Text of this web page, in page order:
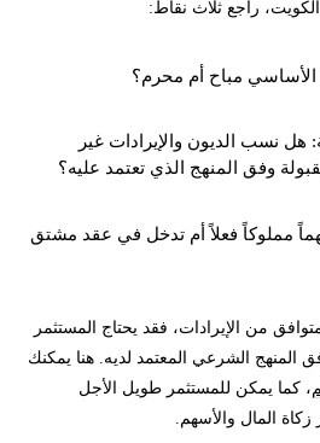
راجع ثلاث نقاط:
مباح أم محرم؟
هل نسب الديون والإيرادات غير
وفق المنهج الذي تعتمد عليه؟
مملوكاً فعلاً أم تدخل في عقد مشتق
من الإيرادات، فقد يحتاج المستثمر
المنهج الشرعي المعتمد لديه. هنا يمكنك
، كما يمكن للمستثمر طويل الأجل
زكاة المال والأسهم.